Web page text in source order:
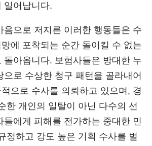
일어납니다.
음으로 저지른 이러한 행동들은 수
에 포착되는 순간 돌이킬 수 없는
돌아옵니다. 보험사들은 방대한 누
으로 수상한 청구 패턴을 골라내어
으로 수사를 의뢰하고 있으며, 경
한 개인의 일탈이 아닌 다수의 선
들에게 피해를 전가하는 중대한 민
정하고 강도 높은 기획 수사를 벌